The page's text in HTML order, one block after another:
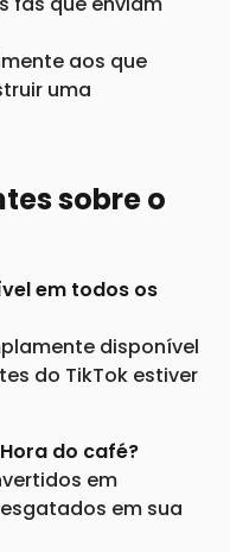
aos que
uma
sobre o
em todos os
disponível
do TikTok estiver
do café?
em
em sua